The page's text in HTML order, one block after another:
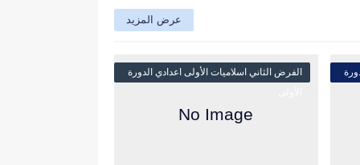
عرض المزيد
الفرض الثاني اسلاميات الأولى اعدادي الدورة